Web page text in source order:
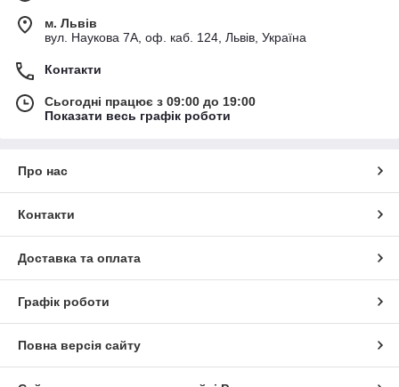
м. Львів
вул. Наукова 7А, оф. каб. 124, Львів, Україна
Контакти
Сьогодні працює з 09:00 до 19:00
Показати весь графік роботи
Про нас
Контакти
Доставка та оплата
Графік роботи
Повна версія сайту